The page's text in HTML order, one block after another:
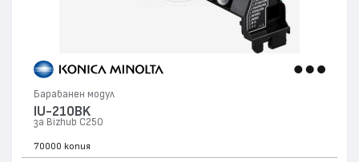
Барабанен модул
IU-210BK
за Bizhub C250
70000 копия